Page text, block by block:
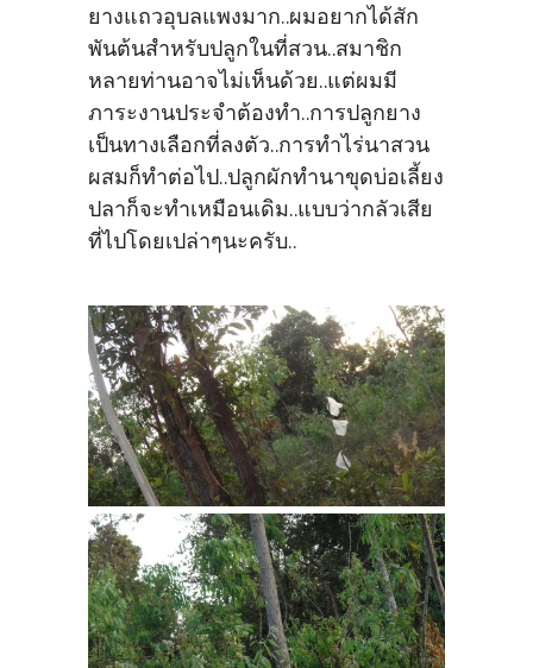
ยางแถวอุบลแพงมาก..ผมอยากได้สัก
พันต้นสำหรับปลูกในที่สวน..สมาชิก
หลายท่านอาจไม่เห็นด้วย..แต่ผมมี
ภาระงานประจำต้องทำ..การปลูกยาง
เป็นทางเลือกที่ลงตัว..การทำไร่นาสวน
ผสมก็ทำต่อไป..ปลูกผักทำนาขุดบ่อเลี้ยง
ปลาก็จะทำเหมือนเดิม..แบบว่ากลัวเสีย
ที่ไปโดยเปล่าๆนะครับ..